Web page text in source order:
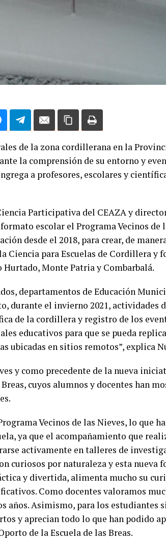
de la zona cordillerana en la
la comprensión de su entorno y
a profesores, escolares y
Participativa del CEAZA y
escolar el Programa Vecinos de
desde el 2018, para crear, de
Ciencia para Escuelas de Cordillera y
Hurtado, Monte Patria y Combarbalá.
departamentos de Educación
durante el invierno 2021, actividades
de la cordillera y registro de los
educativos para que se pueda
ubicadas en sitios remotos”, explica
y como precedente de la nueva
cuyos alumnos y docentes han
Vecinos de las Nieves, lo que
ya que el acompañamiento que
activamente en talleres de
curiosos por naturaleza y esta nueva
y divertida, alimenta mucho su
Como docentes valoramos
años. Asimismo, para los estudiantes
y aprecian todo lo que han podido
de la Escuela de las Breas.